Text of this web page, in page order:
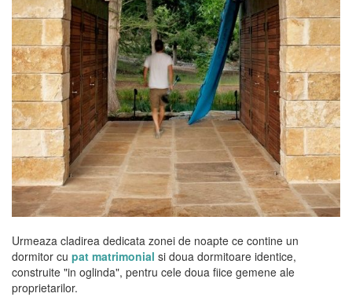
Urmeaza cladirea dedicata zonei de noapte ce contine un
dormitor cu pat matrimonial si doua dormitoare identice,
construite "in oglinda", pentru cele doua fiice gemene ale
proprietarilor.